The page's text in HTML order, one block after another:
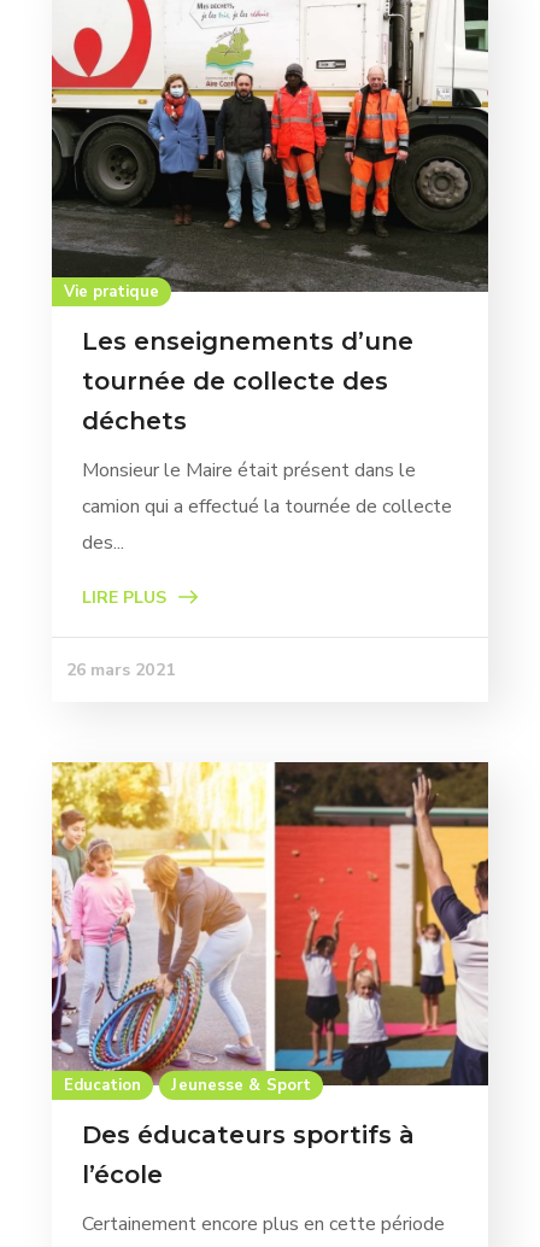
Vie pratique
Les enseignements d’une
tournée de collecte des
déchets
Monsieur le Maire était présent dans le
camion qui a effectué la tournée de collecte
des...
LIRE PLUS
26 mars 2021
Education Jeunesse & Sport
Des éducateurs sportifs à
l’école
Certainement encore plus en cette période